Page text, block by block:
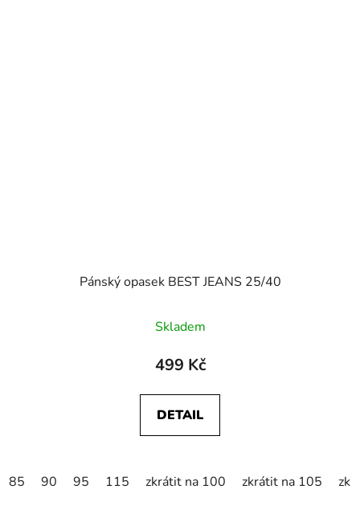
Pánský opasek BEST JEANS 25/40
Skladem
499 Kč
DETAIL
85 90 95 115 zkrátit na 100 zkrátit na 105